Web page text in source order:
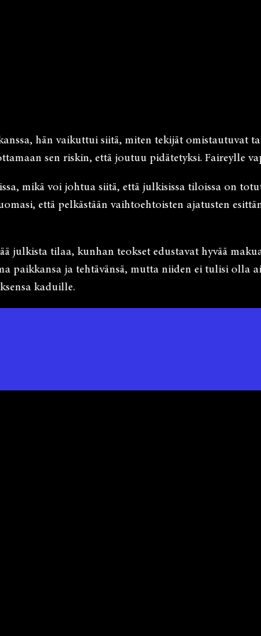
hän vaikuttui siitä, miten tekijät omistautuvat
sen riskin, että joutuu pidätetyksi. Faireylle
mikä voi johtua siitä, että julkisissa tiloissa on
että pelkästään vaihtoehtoisten ajatusten
julkista tilaa, kunhan teokset edustavat hyvää
ja tehtävänsä, mutta niiden ei tulisi olla
kaduille.